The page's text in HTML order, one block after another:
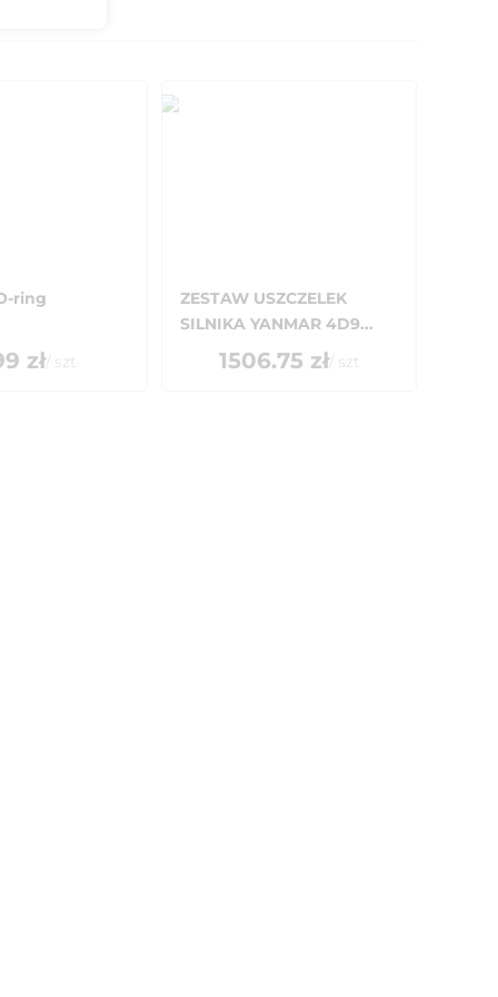
ring
zł/ szt
ZESTAW USZCZELEK
SILNIKA YANMAR 4D9...
1506.75 zł/ szt